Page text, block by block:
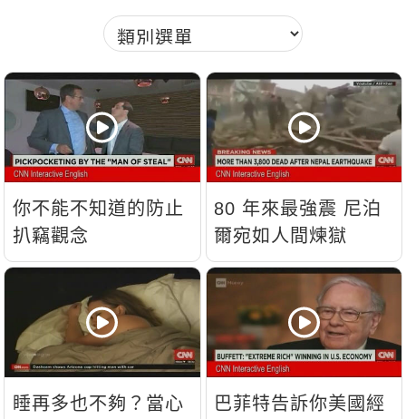
你不能不知道的防止
扒竊觀念
80 年來最強震 尼泊
爾宛如人間煉獄
睡再多也不夠？當心
巴菲特告訴你美國經